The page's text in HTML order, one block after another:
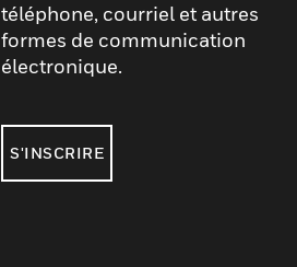
téléphone, courriel et autres
formes de communication
électronique.
S'INSCRIRE